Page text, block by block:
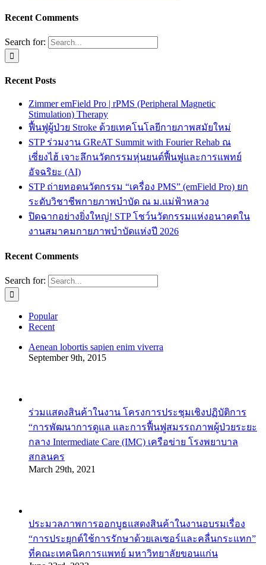
Recent Comments
Search for:
Recent Posts
Zimmer emField Pro | rPMS (Peripheral Magnetic
Stimulation) Therapy
ฟื้นฟูผู้ป่วย Stroke ด้วยเทคโนโลยีกายภาพสมัยใหม่
STP ร่วมงาน GReAT Summit with Fourier Rehab ณ
เซี่ยงไฮ้ เจาะลึกนวัตกรรมหุ่นยนต์ฟื้นฟูและการแพทย์
อัจฉริยะ (AI)
STP ถ่ายทอดนวัตกรรม “เครื่อง PMS” (emField Pro) ยก
ระดับวิชาชีพกายภาพบำบัด ณ ม.แม่ฟ้าหลวง
ปิดฉากอย่างยิ่งใหญ่! STP โชว์นวัตกรรมแห่งอนาคตใน
งานสมาคมกายภาพบำบัดแห่งปี 2026
Recent Comments
Search for:
Popular
Recent
Aenean lobortis sapien enim viverra
September 9th, 2015
ร่วมแสดงสินค้าในงาน โครงการประชุมเชิงปฏิบัติการ
“การพัฒนาการดูแล และการฟื้นฟูสมรรถภาพผู้ป่วยระยะ
กลาง Intermediate Care (IMC) เครือข่าย โรงพยาบาล
สกลนคร
March 29th, 2021
ประมวลภาพการออกบูธแสดงสินค้าในงานอบรมเรื่อง
“การประยุกต์ใช้การรักษาด้วยเลเซอร์และคลื่นกระแทก”
ที่คณะเทคนิคการแพทย์ มหาวิทยาลัยขอนแก่น